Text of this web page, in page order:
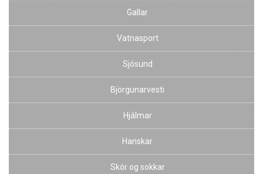
Gallar
Vatnasport
Sjósund
Björgunarvesti
Hjálmar
Hanskar
Skór og sokkar